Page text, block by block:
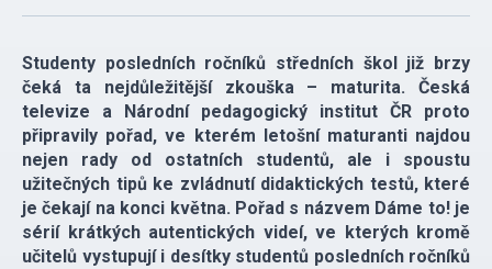
Studenty posledních ročníků středních škol již brzy
čeká ta nejdůležitější zkouška – maturita. Česká
televize a Národní pedagogický institut ČR proto
připravily pořad, ve kterém letošní maturanti najdou
nejen rady od ostatních studentů, ale i spoustu
užitečných tipů ke zvládnutí didaktických testů, které
je čekají na konci května. Pořad s názvem Dáme to! je
sérií krátkých autentických videí, ve kterých kromě
učitelů vystupují i desítky studentů posledních ročníků